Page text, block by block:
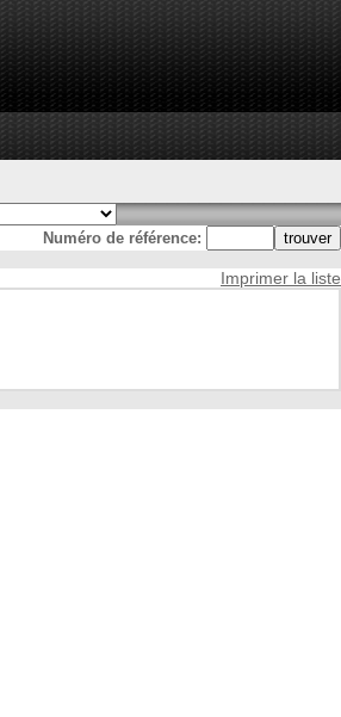
Numéro de référence:
Imprimer la liste